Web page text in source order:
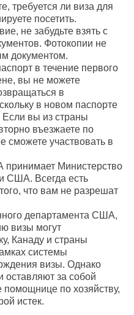
требуется ли виза для
посетить.
не забудьте взять с
Фотокопии не
документом.
в течение первого
вы не можете
в
в новом паспорте
вы из страны
въезжаете по
сможете участвовать в
Министерство
США. Всегда есть
что вам не разрешат
департамента США,
визы могут
Канаду и страны
системы
визы. Однако
оставляют за собой
помощнице по хозяйству,
истек.